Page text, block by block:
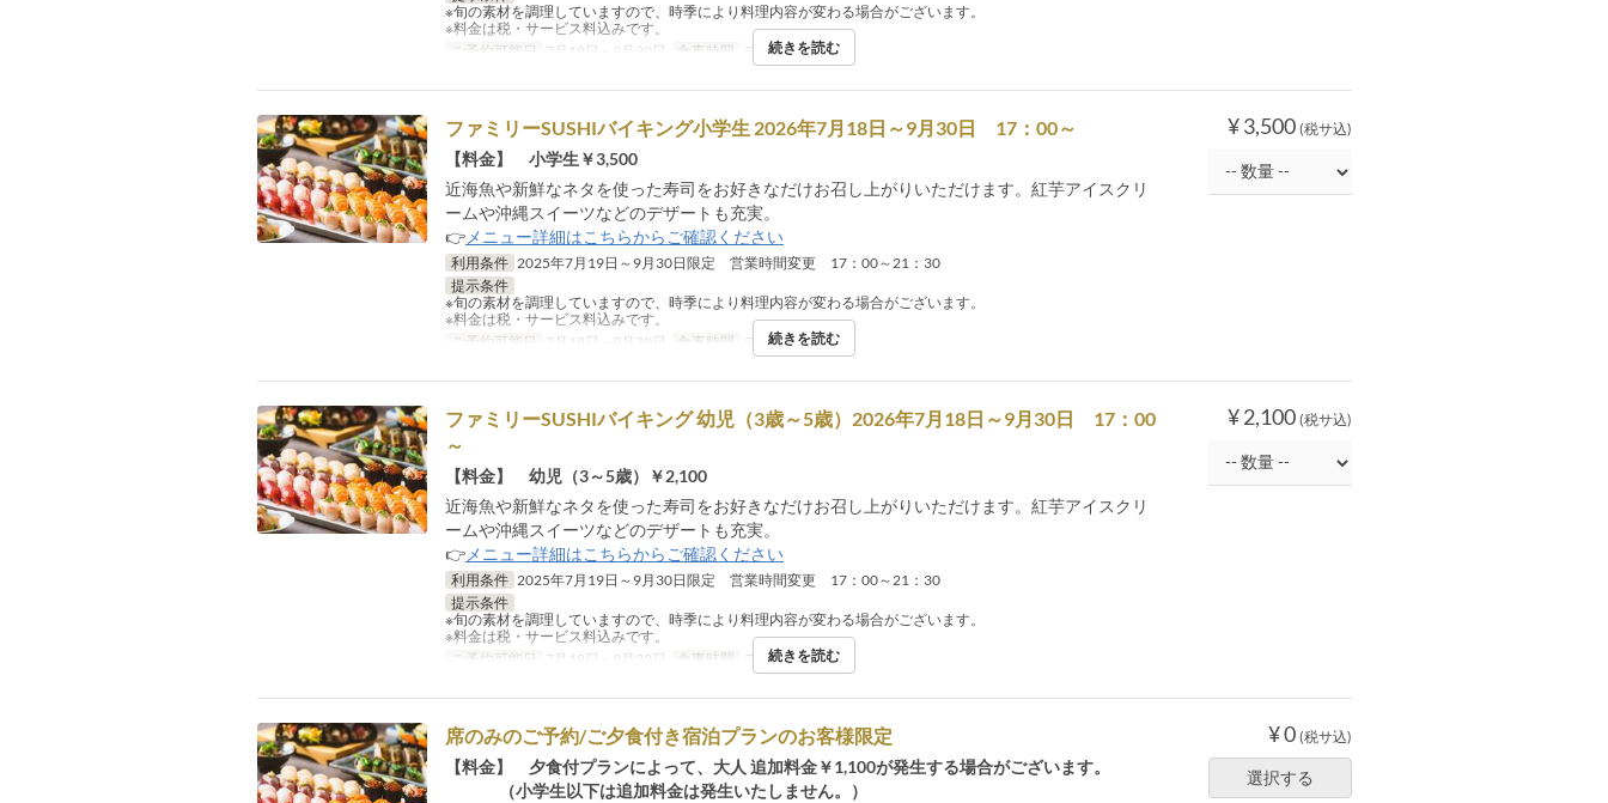
※旬の素材を調理していますので、時季により料理内容が変わる場合がございます。
※料金は税・サービス料込みです。
ご予約可能日
7月18日 ~ 9月30日 食事時間 ディナー
続きを読む
¥ 3,500 (税サ込)
ファミリーSUSHIバイキング小学生 2026年7月18日～9月30日 17：00～
【料金】 小学生￥3,500
近海魚や新鮮なネタを使った寿司をお好きなだけお召し上がりいただけます。紅芋アイスクリ
ームや沖縄スイーツなどのデザートも充実。
👉メニュー詳細はこちらからご確認ください
利用条件 2025年7月19日～9月30日限定 営業時間変更 17：00～21：30
提示条件
※旬の素材を調理していますので、時季により料理内容が変わる場合がございます。
※料金は税・サービス料込みです。
ご予約可能日
7月18日 ~ 9月30日 食事時間 ディナー
続きを読む
¥ 2,100 (税サ込)
ファミリーSUSHIバイキング 幼児（3歳～5歳）2026年7月18日～9月30日 17：00
～
【料金】 幼児（3～5歳）￥2,100
近海魚や新鮮なネタを使った寿司をお好きなだけお召し上がりいただけます。紅芋アイスクリ
ームや沖縄スイーツなどのデザートも充実。
👉メニュー詳細はこちらからご確認ください
利用条件 2025年7月19日～9月30日限定 営業時間変更 17：00～21：30
提示条件
※旬の素材を調理していますので、時季により料理内容が変わる場合がございます。
※料金は税・サービス料込みです。
ご予約可能日
7月18日 ~ 9月30日 食事時間 ディナー
続きを読む
¥ 0 (税サ込)
選択する
席のみのご予約/ご夕食付き宿泊プランのお客様限定
【料金】 夕食付プランによって、大人 追加料金￥1,100が発生する場合がございます。
（小学生以下は追加料金は発生いたしません。）